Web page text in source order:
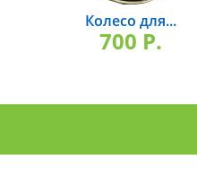
Колесо для...
700 P.